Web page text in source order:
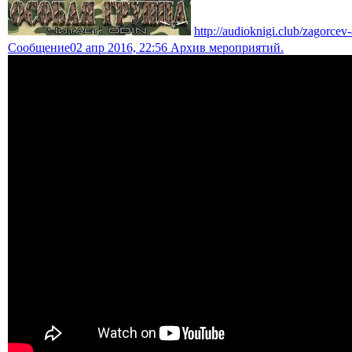
http://audioknigi.club/
Сообщение02 апр 2016, 22:56 Архив мероприятий.